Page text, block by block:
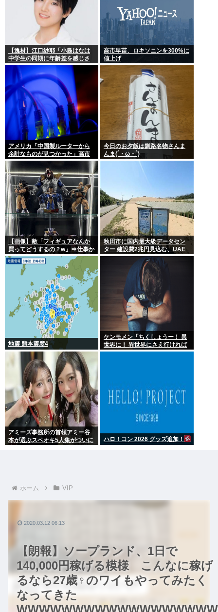
【逸材】江口紗耶「小島はなは
中学生の同期に年齢差を感じさ
せないように気を遣っている
が、同期2人は気づ
高市早苗、ロキソニンを300%に
値上げ
アメリカ「中国製ルーターから
余計なものが見つかった」高市
どうするのこれ
今日のお夕飯は釧路名物さんま
んま(´・ω・`)
【画像】敵「フィギュアなんか
買ってどうするの？w」⇒仕事か
ら疲れて帰ってきて家にこんな
棚があったら疲れが吹き飛ぶだ
秋田市に国内最大級データセン
ター 建設費2兆円見込む、UAE
など投資
地震 熊本震度4
ケンモメン「ちくしょうー！ 異
世界に！ 異世界にさえ行ければ
ー！(;△;)」 どうなるの？
アミーズ事務所の首領アミー谷
本が選ぶスペオキ5人集がついに
ハロ！コン 2026 グッズ追加！
ホーム VIP
【朗報】ソープランド、1日で
140,000円稼げる模様 こんなに稼げ
るなら27歳♀のワイもやってみたく
なってきた
2020.03.12 06:13